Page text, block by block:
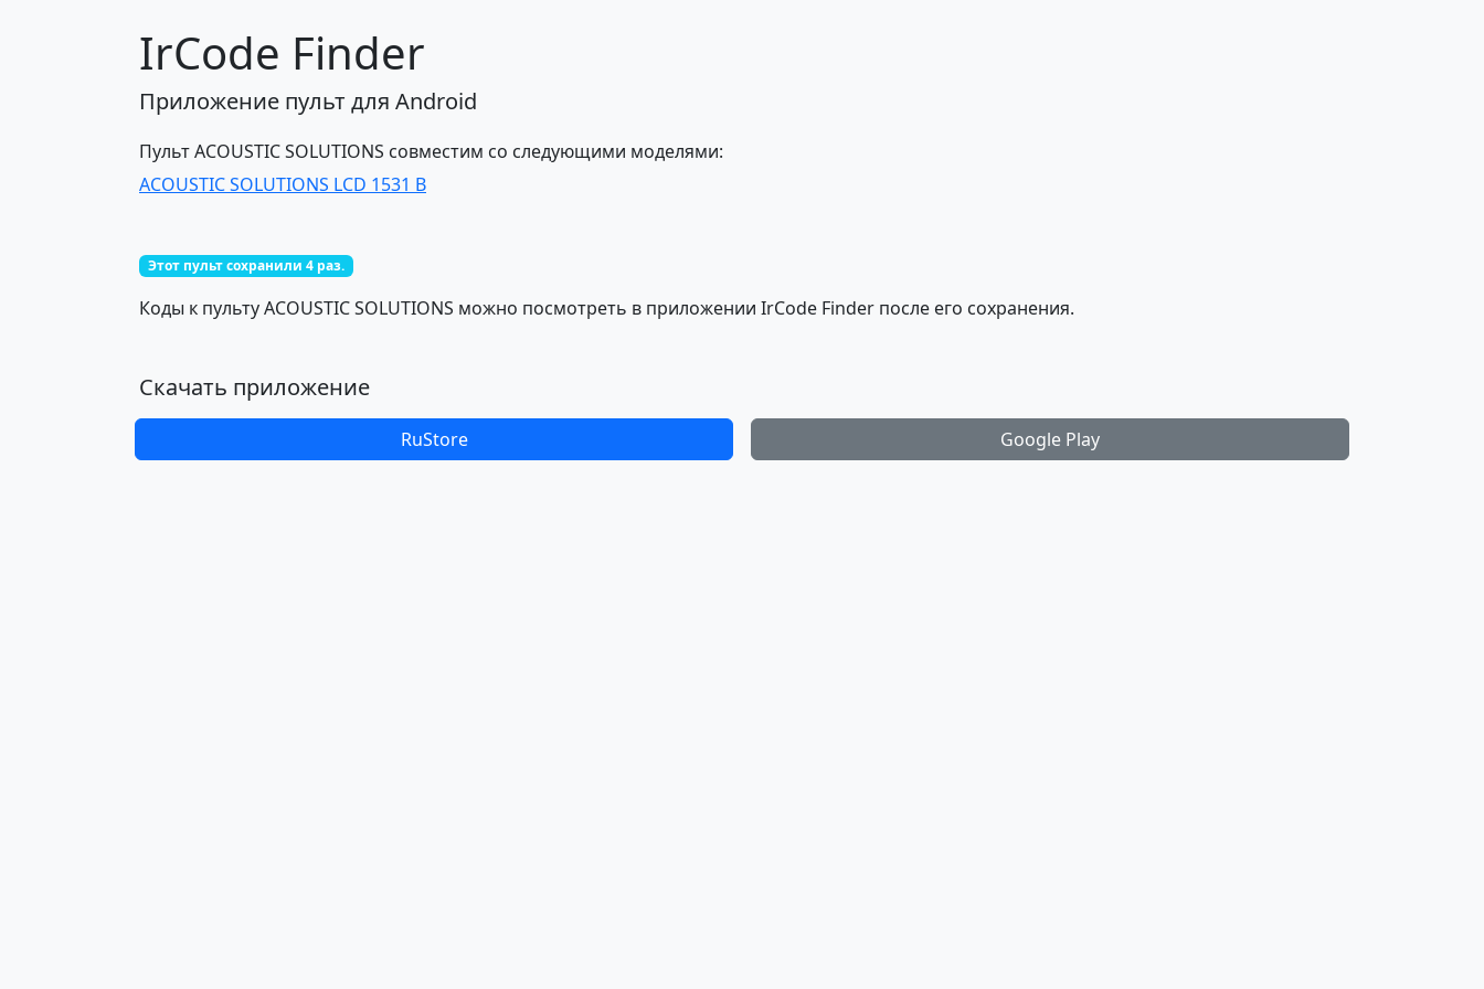
IrCode Finder
Приложение пульт для Android
Пульт ACOUSTIC SOLUTIONS совместим со следующими моделями:
ACOUSTIC SOLUTIONS LCD 1531 B
Этот пульт сохранили 4 раз.
Коды к пульту ACOUSTIC SOLUTIONS можно посмотреть в приложении IrCode Finder после его сохранения.
Скачать приложение
RuStore Google Play